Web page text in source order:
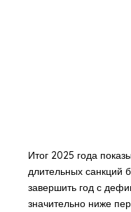
Итог 2025 года
длительных санкций
завершить год с
значительно ниже